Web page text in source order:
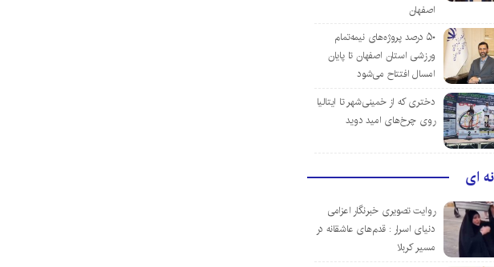
اصفهان
۵۰ درصد پروژه‌های نیمه‌تمام
ورزشی استان اصفهان تا پایان
امسال افتتاح می‌شود
دختری که از خمینی‌شهر تا ایتالیا
روی چرخ‌های امید دوید
ای
روایت تصویری خبرنگار اعزامی
دنیای اسرار : قدم‌های عاشقانه در
مسیر کربلا